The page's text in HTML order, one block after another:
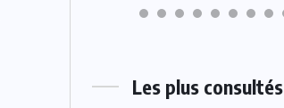
Les plus consultés